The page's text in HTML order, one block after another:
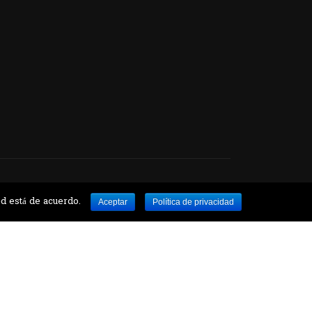
está de acuerdo. Aceptar Política de privacidad